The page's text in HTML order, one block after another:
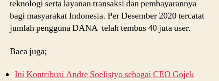
teknologi serta layanan transaksi dan pembayarannya
bagi masyarakat Indonesia. Per Desember 2020 tercatat
jumlah pengguna DANA telah tembus 40 juta user.
Baca juga;
Ini Kontribusi Andre Soelistyo sebagai CEO Gojek